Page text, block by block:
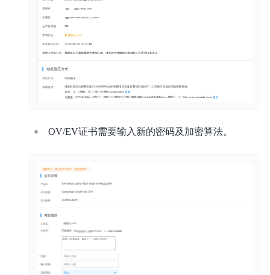
OV/EV证书需要输入新的密码及加密算法。